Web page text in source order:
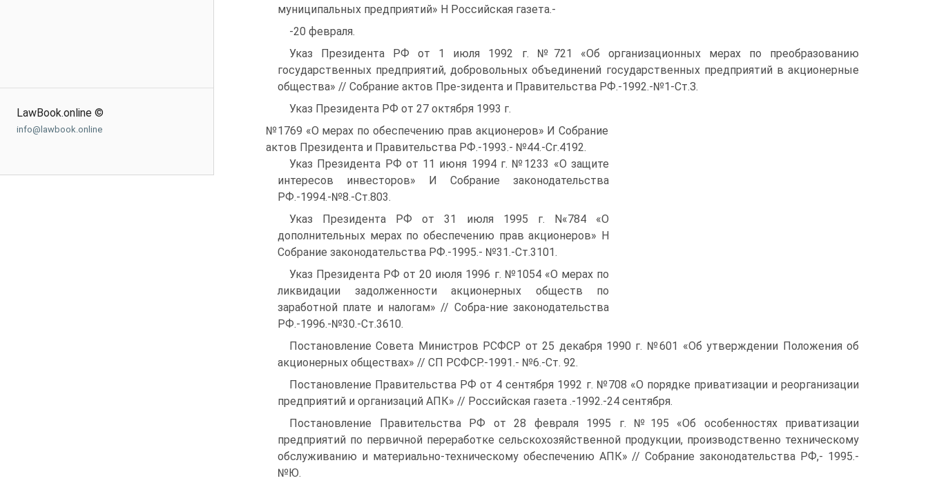
LawBook.online ©
info@lawbook.online
муниципальных предприятий» Н Российская газета.-
-20 февраля.
Указ Президента РФ от 1 июля 1992 г. №721 «Об организационных мерах по преобразованию
государственных предприятий, добровольных объединений государственных предприятий в акционерные
общества» // Собрание актов Пре-зидента и Правительства РФ.-1992.-№1-Ст.З.
Указ Президента РФ от 27 октября 1993 г.
№1769 «О мерах по обеспечению прав акционеров» И Собрание
актов Президента и Правительства РФ.-1993.- №44.-Сг.4192.
Указ Президента РФ от 11 июня 1994 г. №1233 «О защите
интересов инвесторов» И Собрание законодательства
РФ.-1994.-№8.-Ст.803.
Указ Президента РФ от 31 июля 1995 г. N«784 «О
дополнительных мерах по обеспечению прав акционеров» Н
Собрание законодательства РФ.-1995.- №31.-Ст.3101.
Указ Президента РФ от 20 июля 1996 г. №1054 «О мерах по
ликвидации задолженности акционерных обществ по
заработной плате и налогам» // Собра-ние законодательства
РФ.-1996.-№30.-Ст.3610.
Постановление Совета Министров РСФСР от 25 декабря 1990 г. №601 «Об утверждении Положения об
акционерных обществах» // СП РСФСР.-1991.- №6.-Ст. 92.
Постановление Правительства РФ от 4 сентября 1992 г. №708 «О порядке приватизации и реорганизации
предприятий и организаций АПК» // Российская газета .-1992.-24 сентября.
Постановление Правительства РФ от 28 февраля 1995 г. №195 «Об особенностях приватизации
предприятий по первичной переработке сельскохозяйственной продукции, производственно техническому
обслуживанию и материально-техническому обеспечению АПК» // Собрание законодательства РФ,- 1995.-
№Ю.